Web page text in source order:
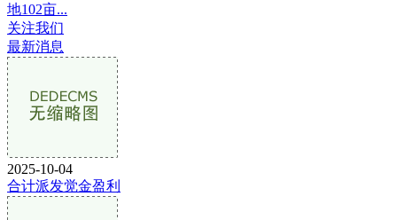
地102亩...
关注我们
最新消息
2025-10-04
合计派发觉金盈利